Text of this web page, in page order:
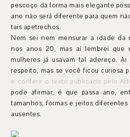
pescoço da forma mais elegante
ano não será diferente para quem
tais apetrechos.
Nem sei nem mensurar a idade da
nos anos 20, mas aí lembrei que
mulheres já usavam tal adereço.
respeito, mas se você ficou curiosa
e conferir o texto publicado pelo
pode afirmar, é que passa ano,
tamanhos, formas e jeitos diferentes
ausentes.